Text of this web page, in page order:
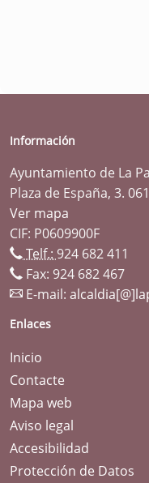
Información
Ayuntamiento de La
Plaza de España, 3.
Ver mapa
CIF: P0609900F
Telf.: 924 682 411
Fax: 924 682 467
E-mail:
Enlaces
Inicio
Contacte
Mapa web
Aviso legal
Accesibilidad
Protección de Datos